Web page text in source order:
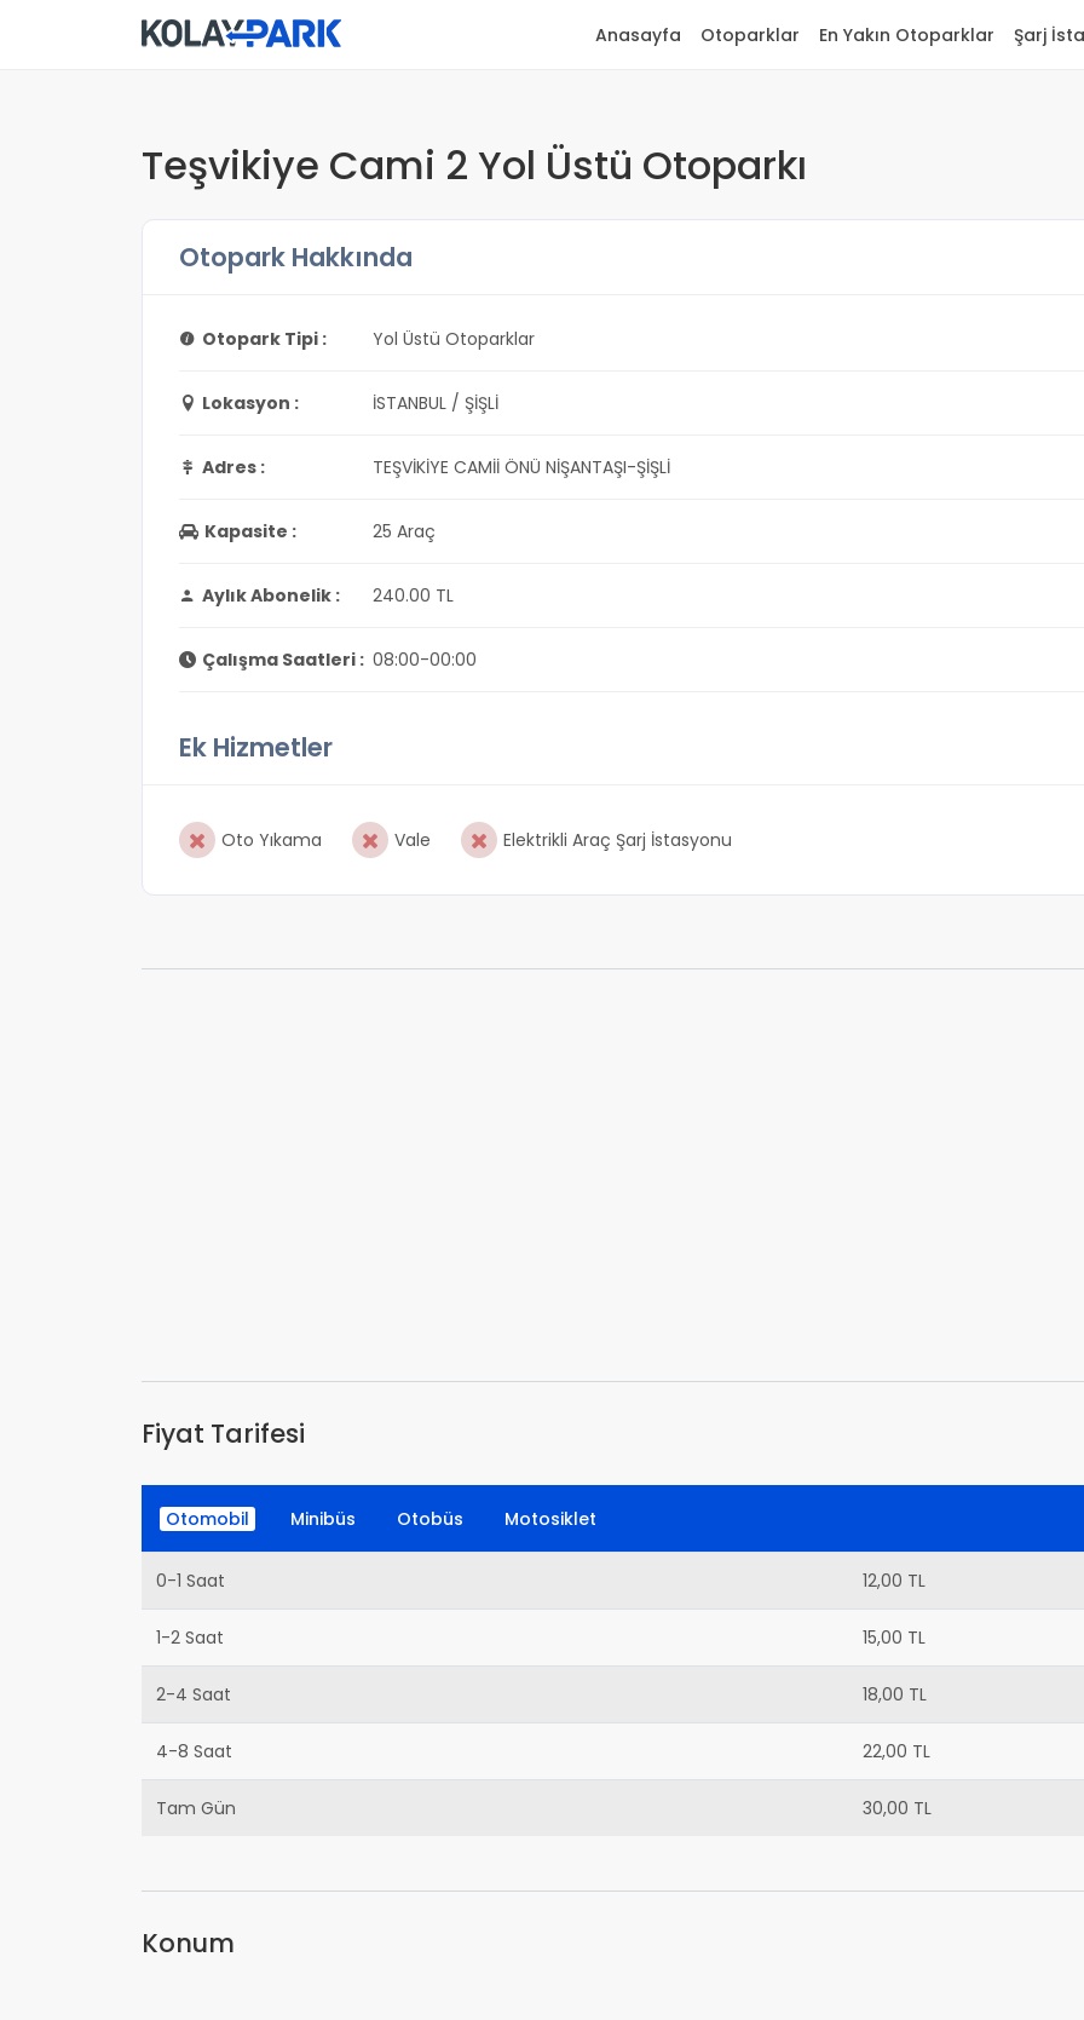
Anasayfa Otoparklar En Yakın Otoparklar Şarj
Teşvikiye Cami 2 Yol Üstü Otoparkı
Otopark Hakkında
Otopark Tipi : Yol Üstü Otoparklar
Lokasyon : İSTANBUL / ŞİŞLİ
Adres : TEŞVİKİYE CAMİİ ÖNÜ NİŞANTAŞI-ŞİŞLİ
Kapasite : 25 Araç
Aylık Abonelik : 240.00 TL
Çalışma Saatleri : 08:00-00:00
Ek Hizmetler
Oto Yıkama Vale Elektrikli Araç Şarj İstasyonu
Fiyat Tarifesi
Otomobil Minibüs Otobüs Motosiklet
0-1 Saat 12,00 TL
1-2 Saat 15,00 TL
2-4 Saat 18,00 TL
4-8 Saat 22,00 TL
Tam Gün 30,00 TL
Konum